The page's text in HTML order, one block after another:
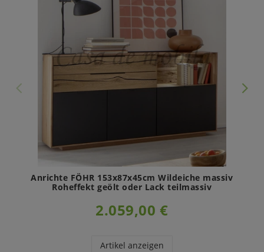
Anrichte FÖHR 153x87x45cm Wildeiche massiv
Roheffekt geölt oder Lack teilmassiv
2.059,00 €
Artikel anzeigen